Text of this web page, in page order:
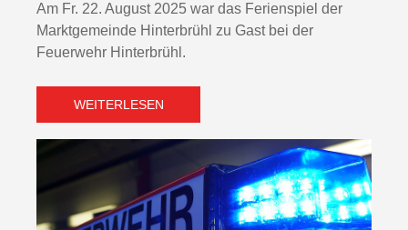
Am Fr. 22. August 2025 war das Ferienspiel der
Marktgemeinde Hinterbrühl zu Gast bei der
Feuerwehr Hinterbrühl.
WEITERLESEN